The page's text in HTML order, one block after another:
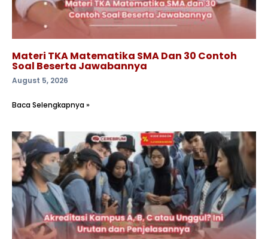
Materi TKA Matematika SMA Dan 30 Contoh
Soal Beserta Jawabannya
August 5, 2026
Baca Selengkapnya »